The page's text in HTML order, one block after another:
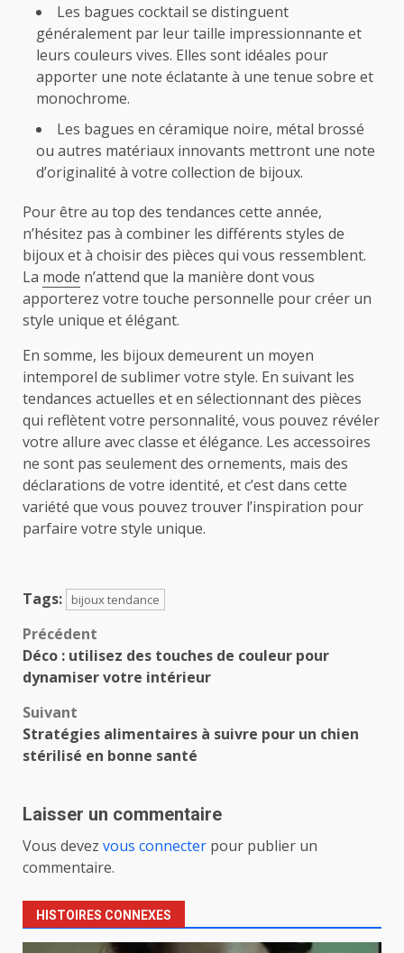
Les bagues cocktail se distinguent
généralement par leur taille impressionnante et
leurs couleurs vives. Elles sont idéales pour
apporter une note éclatante à une tenue sobre et
monochrome.
Les bagues en céramique noire, métal brossé
ou autres matériaux innovants mettront une note
d’originalité à votre collection de bijoux.
Pour être au top des tendances cette année,
n’hésitez pas à combiner les différents styles de
bijoux et à choisir des pièces qui vous ressemblent.
La mode n’attend que la manière dont vous
apporterez votre touche personnelle pour créer un
style unique et élégant.
En somme, les bijoux demeurent un moyen
intemporel de sublimer votre style. En suivant les
tendances actuelles et en sélectionnant des pièces
qui reflètent votre personnalité, vous pouvez révéler
votre allure avec classe et élégance. Les accessoires
ne sont pas seulement des ornements, mais des
déclarations de votre identité, et c’est dans cette
variété que vous pouvez trouver l’inspiration pour
parfaire votre style unique.
Tags: bijoux tendance
Navigation
d’article
Précédent
Déco : utilisez des touches de couleur pour
dynamiser votre intérieur
Suivant
Stratégies alimentaires à suivre pour un chien
stérilisé en bonne santé
Laisser un commentaire
Vous devez vous connecter pour publier un
commentaire.
HISTOIRES CONNEXES